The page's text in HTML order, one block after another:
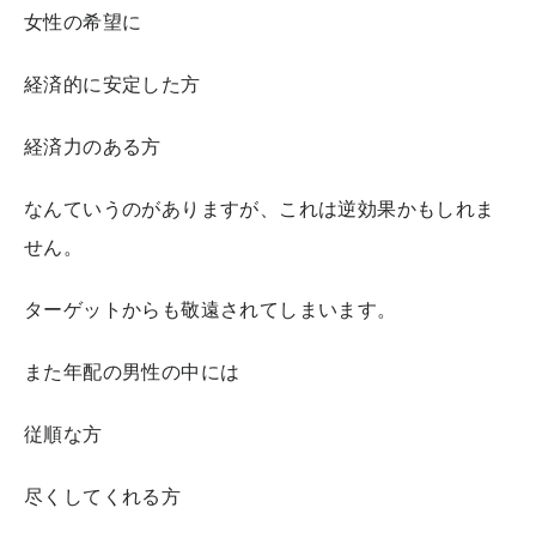
女性の希望に
経済的に安定した方
経済力のある方
なんていうのがありますが、これは逆効果かもしれま
せん。
ターゲットからも敬遠されてしまいます。
また年配の男性の中には
従順な方
尽くしてくれる方